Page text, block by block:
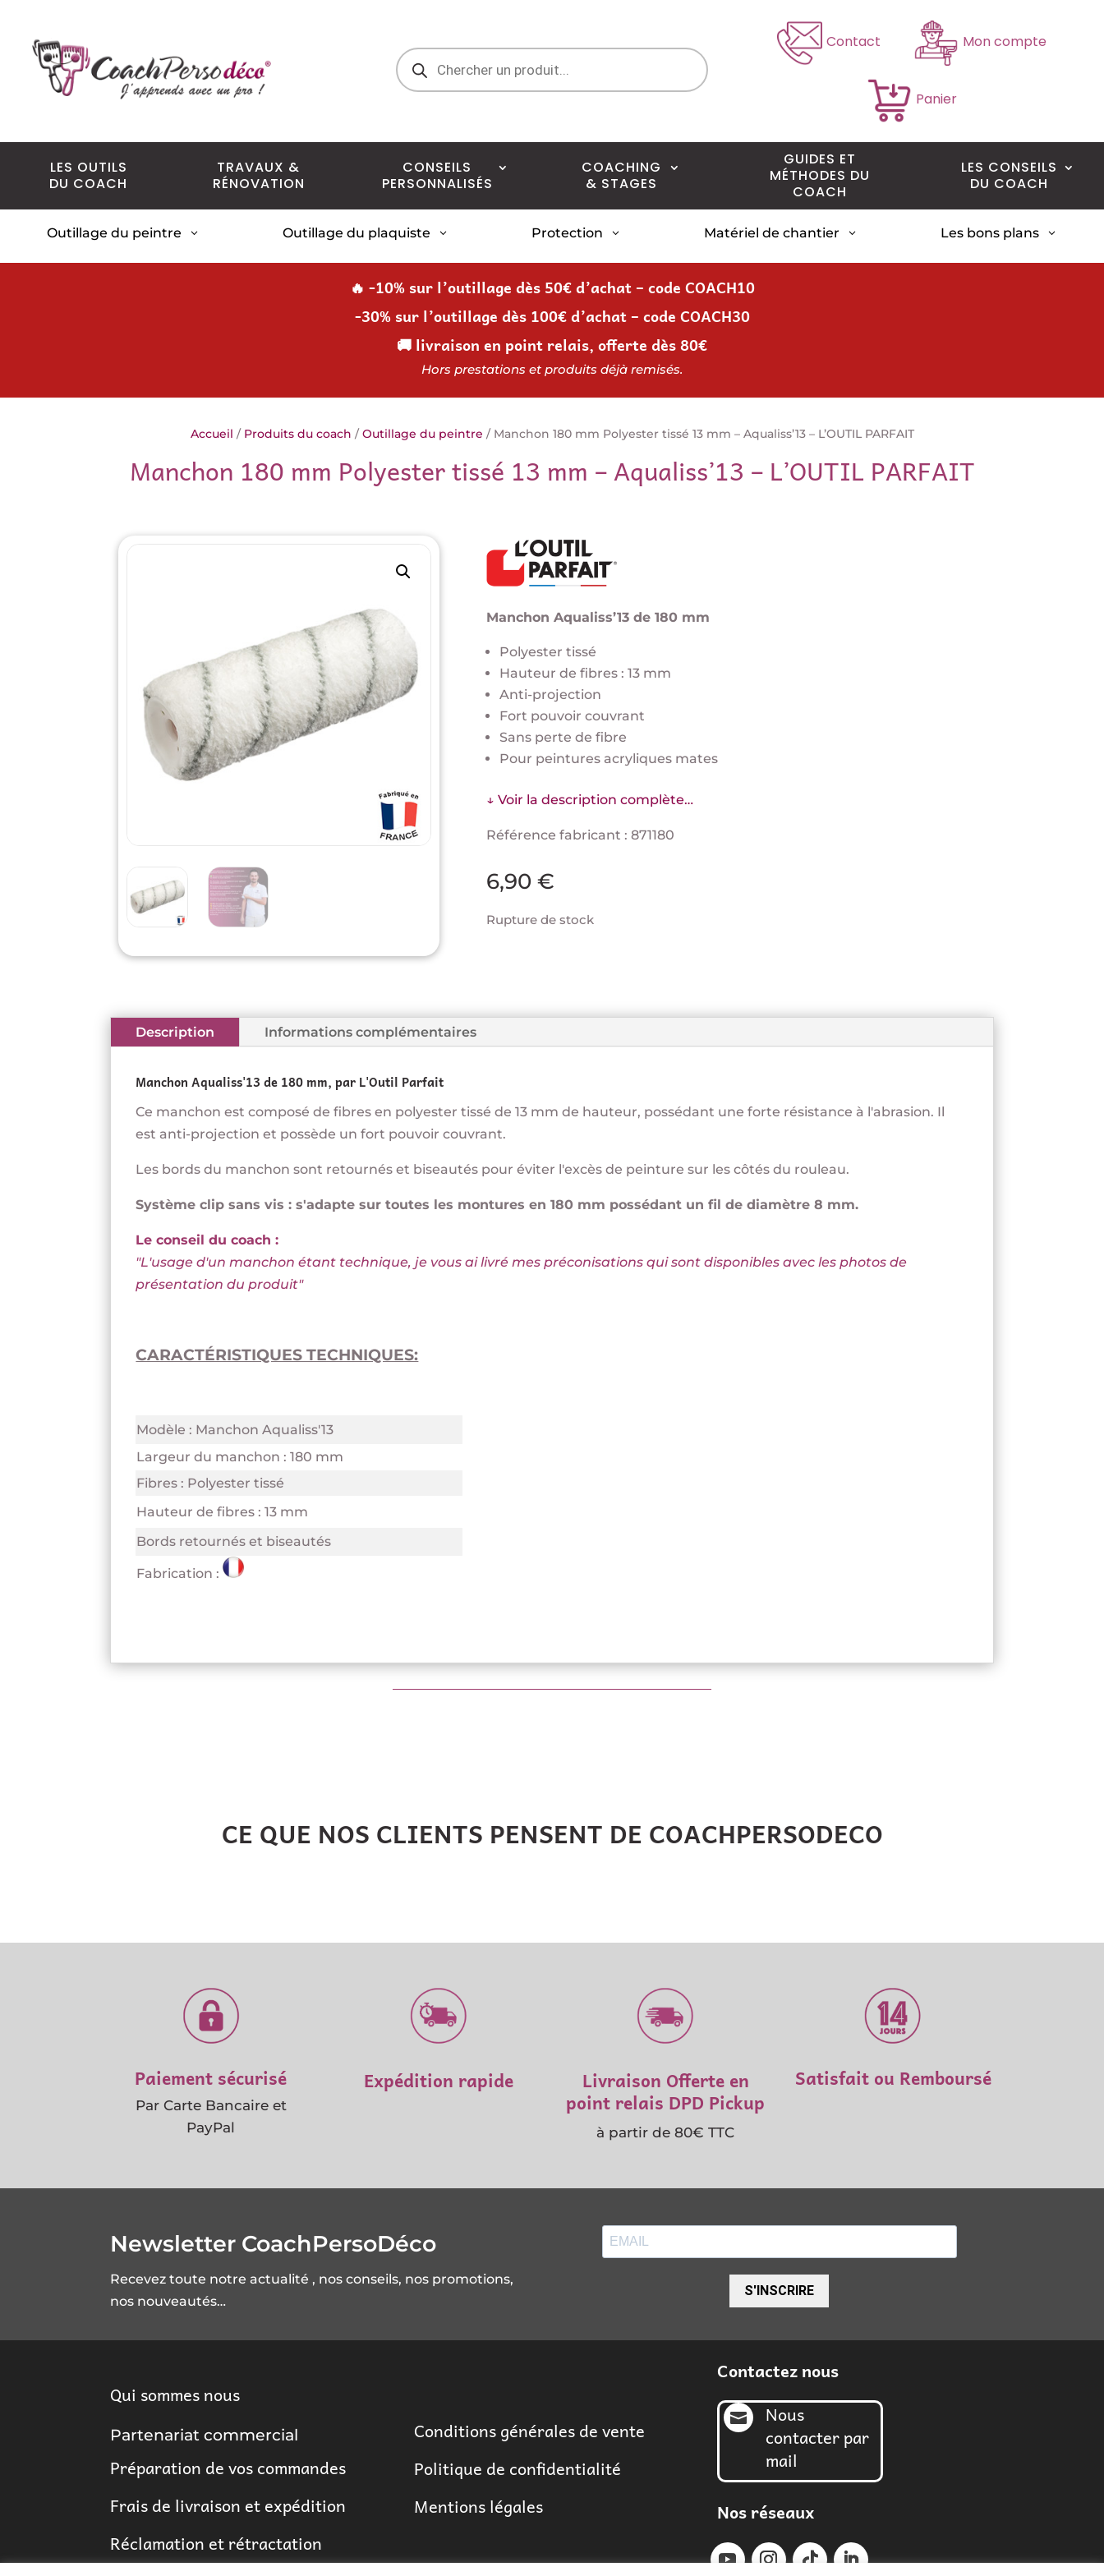
Recherche
de
produits
Contact Mon compte
Panier
LES OUTILS
DU COACH
TRAVAUX &
RÉNOVATION
CONSEILS
PERSONNALISÉS
COACHING
& STAGES
GUIDES ET
MÉTHODES DU
COACH
LES CONSEILS
DU COACH
Outillage du peintre 3 Outillage du plaquiste 3 Protection 3 Matériel de chantier 3 Les bons plans 3
🔥 -10% sur l’outillage dès 50€ d’achat – code COACH10
-30% sur l’outillage dès 100€ d’achat – code COACH30
🚚 livraison en point relais, offerte dès 80€
Hors prestations et produits déjà remisés.
Accueil / Produits du coach /Outillage du peintre / Manchon 180 mm Polyester tissé 13 mm – Aqualiss’13 – L’OUTIL PARFAIT
Manchon 180 mm Polyester tissé 13 mm – Aqualiss’13 – L’OUTIL PARFAIT
Manchon Aqualiss’13 de 180 mm
Polyester tissé
Hauteur de fibres : 13 mm
Anti-projection
Fort pouvoir couvrant
Sans perte de fibre
Pour peintures acryliques mates
↓ Voir la description complète…
Référence fabricant : 871180
6,90€
Rupture de stock
Description Informations complémentaires
Manchon Aqualiss'13 de 180 mm, par L'Outil Parfait
Ce manchon est composé de fibres en polyester tissé de 13 mm de hauteur, possédant une forte résistance à l'abrasion. Il
est anti-projection et possède un fort pouvoir couvrant.
Les bords du manchon sont retournés et biseautés pour éviter l'excès de peinture sur les côtés du rouleau.
Système clip sans vis : s'adapte sur toutes les montures en 180 mm possédant un fil de diamètre 8 mm.
Le conseil du coach :
"L'usage d'un manchon étant technique, je vous ai livré mes préconisations qui sont disponibles avec les photos de
présentation du produit"
CARACTÉRISTIQUES TECHNIQUES:
Modèle : Manchon Aqualiss'13
Largeur du manchon : 180 mm
Fibres : Polyester tissé
Hauteur de fibres : 13 mm
Bords retournés et biseautés
Fabrication :
CE QUE NOS CLIENTS PENSENT DE COACHPERSODECO
Paiement sécurisé
Par Carte Bancaire et
PayPal
Expédition rapide Livraison Offerte en
point relais DPD Pickup
à partir de 80€ TTC
Satisfait ou Remboursé
Newsletter CoachPersoDéco
Recevez toute notre actualité , nos conseils, nos promotions,
nos nouveautés…
S'INSCRIRE
Qui sommes nous
Partenariat commercial
Préparation de vos commandes
Frais de livraison et expédition
Réclamation et rétractation
Conditions générales de vente
Politique de confidentialité
Mentions légales
Contactez nous

Nous
contacter par
mail
Nos réseaux